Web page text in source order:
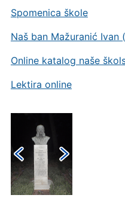
Spomenica škole
Naš ban Mažuranić Ivan
Online katalog naše
Lektira online